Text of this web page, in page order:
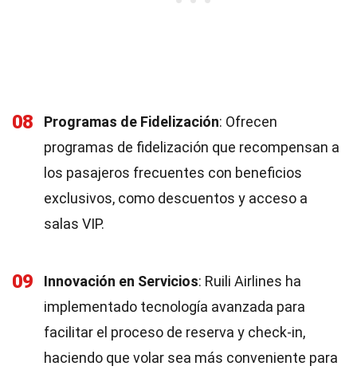
08 Programas de Fidelización: Ofrecen
programas de fidelización que recompensan a
los pasajeros frecuentes con beneficios
exclusivos, como descuentos y acceso a
salas VIP.
09 Innovación en Servicios: Ruili Airlines ha
implementado tecnología avanzada para
facilitar el proceso de reserva y check-in,
haciendo que volar sea más conveniente para